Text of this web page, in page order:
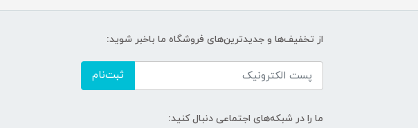
از تخفیف‌ها و جدیدترین‌های فروشگاه ما باخبر شوید:
ثبت‌نام
ما را در شبکه‌های اجتماعی دنبال کنید: